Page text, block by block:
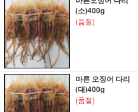
(소)400g
(품절)
마른 오징어 다리
(대)400g
(품절)